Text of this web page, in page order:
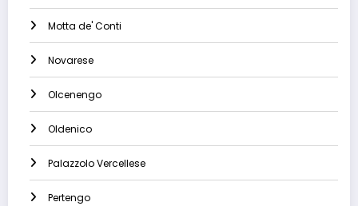
Motta de' Conti
Novarese
Olcenengo
Oldenico
Palazzolo Vercellese
Pertengo